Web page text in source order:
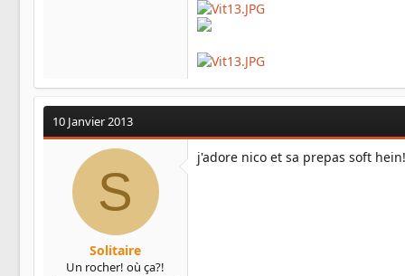
10 Janvier 2013
S
Solitaire
Un rocher! où ça?!
j'adore nico et sa prepas soft